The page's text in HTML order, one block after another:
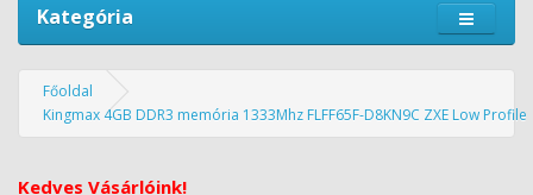
Kategória
Főoldal
Kingmax 4GB DDR3 memória 1333Mhz FLFF65F-D8KN9C ZXE Low Profile
Kedves Vásárlóink!